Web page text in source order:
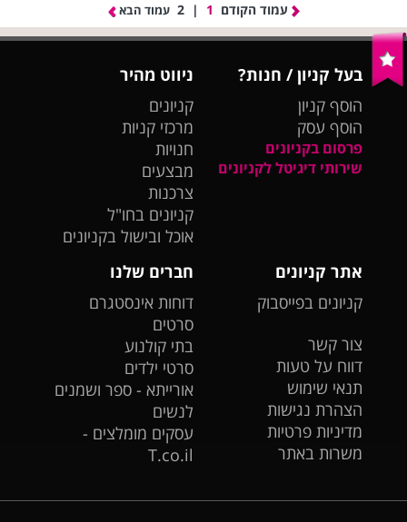
עמוד הקודם |
2 עמוד הבא
בעל קניון / חנות?
הוסף קניון
הוסף עסק
פרסום בקניונים
שירותי דיגיטל לקניונים
ניווט מהיר
קניונים
מרכזי קניות
חנויות
מבצעים
צרכנות
קניונים בחו"ל
אוכל ובישול בקניונים
אתר קניונים
קניונים בפייסבוק
צור קשר
דווח על טעות
תנאי שימוש
הצהרת נגישות
מדיניות פרטיות
משרות באתר
חברים שלנו
דוחות אינסטגרם
סרטים
בתי קולנוע
סרטי ילדים
אורייתא - ספר ושמנים
לנשים
עסקים מומלצים -
T.co.il